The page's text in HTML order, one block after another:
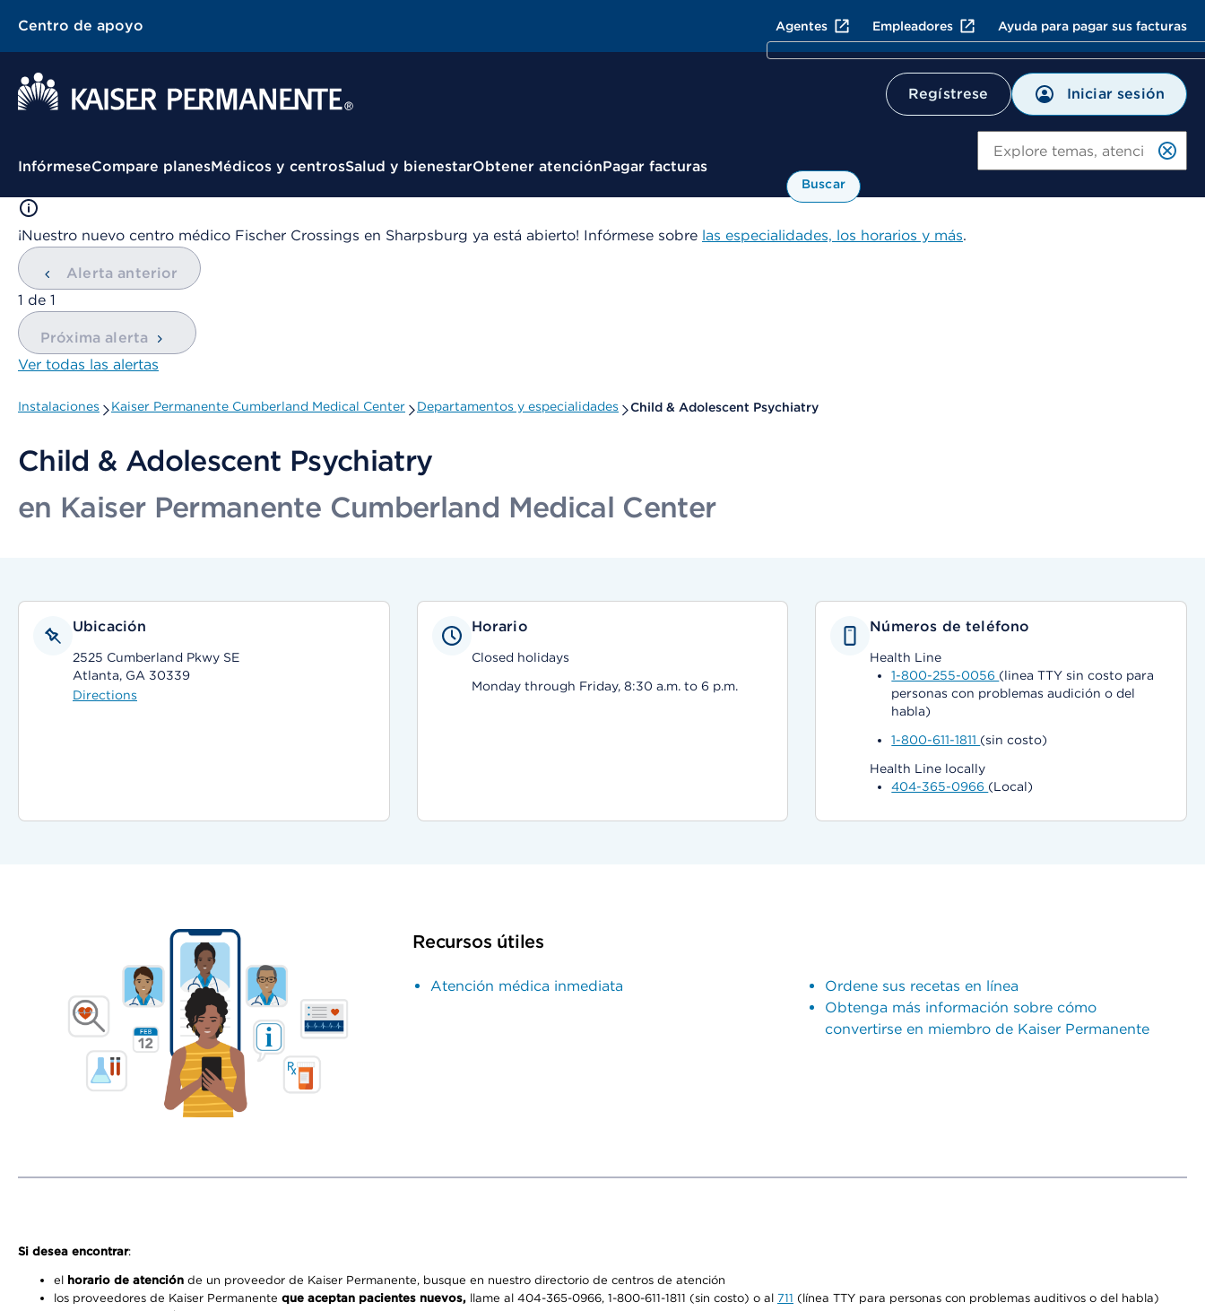
Centro de apoyo Agentes Empleadores Ayuda para pagar sus facturas
Regístrese Iniciar sesión
Menú contextual
InfórmeseCompare planesMédicos y centrosSalud y bienestarObtener atenciónPagar facturas
Buscar
¡Nuestro nuevo centro médico Fischer Crossings en Sharpsburg ya está abierto! Infórmese sobre las especialidades, los horarios y más.
Alerta anterior
mostrando
1 de 1
Próxima alerta
Ver todas las alertas
Instalaciones Kaiser Permanente Cumberland Medical Center Departamentos y especialidades Child & Adolescent Psychiatry
Child & Adolescent Psychiatry
en Kaiser Permanente Cumberland Medical Center
Ubicación
2525 Cumberland Pkwy SE
Atlanta, GA 30339
Directions
Horario
Closed holidays
Monday through Friday, 8:30 a.m. to 6 p.m.
Números de teléfono
Health Line
1-800-255-0056 (linea TTY sin costo para
personas con problemas audición o del
habla)
1-800-611-1811 (sin costo)
Health Line locally
404-365-0966 (Local)
Recursos útiles
Atención médica inmediata
Ordene sus recetas en línea
Obtenga más información sobre cómo
convertirse en miembro de Kaiser Permanente
Si desea encontrar:
el horario de atención de un proveedor de Kaiser Permanente, busque en nuestro directorio de centros de atención
los proveedores de Kaiser Permanente que aceptan pacientes nuevos, llame al 404-365-0966, 1-800-611-1811 (sin costo) o al 711 (línea TTY para personas con problemas auditivos o del habla)